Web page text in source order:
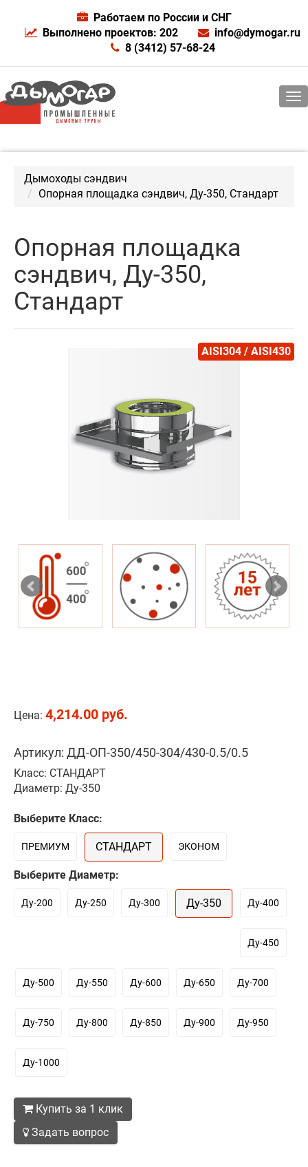
Работаем по России и СНГ
Выполнено проектов: 202
info@dymogar.ru
8 (3412) 57-68-24
Дымоходы сэндвич
Опорная площадка сэндвич, Ду-350, Стандарт
Опорная площадка
сэндвич, Ду-350,
Стандарт
AISI304 / AISI430
Цена: 4,214.00 руб.
Артикул: ДД-ОП-350/450-304/430-0.5/0.5
Класс: СТАНДАРТ
Диаметр: Ду-350
Выберите Класс:
ПРЕМИУМ СТАНДАРТ ЭКОНОМ
Выберите Диаметр:
Ду-200 Ду-250 Ду-300 Ду-350 Ду-400
Ду-450
Ду-500 Ду-550 Ду-600 Ду-650 Ду-700
Ду-750 Ду-800 Ду-850 Ду-900 Ду-950
Ду-1000
Купить за 1 клик
Задать вопрос